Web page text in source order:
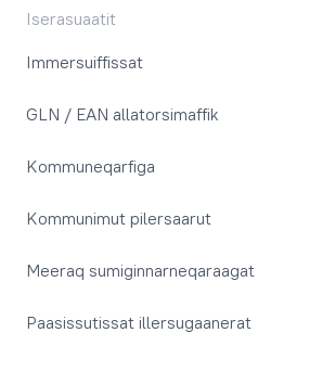
Iserasuaatit
Immersuiffissat
GLN / EAN allatorsimaffik
Kommuneqarfiga
Kommunimut pilersaarut
Meeraq sumiginnarneqaraagat
Paasissutissat illersugaanerat